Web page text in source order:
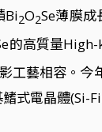
Bi2O2Se薄膜成
的高質量
工藝相容。今
式電晶體(Si-